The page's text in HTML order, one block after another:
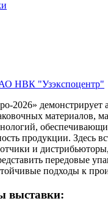
НВК "Узэкспоцентр"
2026» демонстрирует
материалов,
продукции. Здесь
и
передовые
подходы к
выставки: